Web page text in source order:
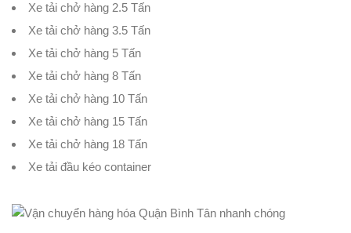
Xe tải chở hàng 2.5 Tấn
Xe tải chở hàng 3.5 Tấn
Xe tải chở hàng 5 Tấn
Xe tải chở hàng 8 Tấn
Xe tải chở hàng 10 Tấn
Xe tải chở hàng 15 Tấn
Xe tải chở hàng 18 Tấn
Xe tải đầu kéo container